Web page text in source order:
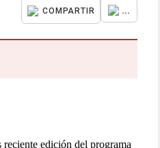
COMPARTIR ...